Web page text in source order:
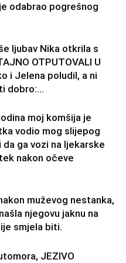
odabrao pogrešnog
ljubav Nika otkrila s
OTPUTOVALI U
i Jelena poludil, a ni
dobro:...
moj komšija je
vodio mog slijepog
ga vozi na ljekarske
nakon očeve
muževog nestanka,
njegovu jaknu na
smjela biti.
JEZIVO